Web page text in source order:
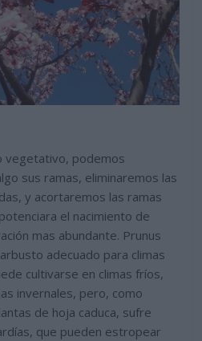
vegetativo, podemos
sus ramas, eliminaremos las
y acortaremos las ramas
el nacimiento de
mas abundante. Prunus
adecuado para climas
cultivarse en climas fríos,
invernales, pero, como
de hoja caduca, sufre
que pueden estropear